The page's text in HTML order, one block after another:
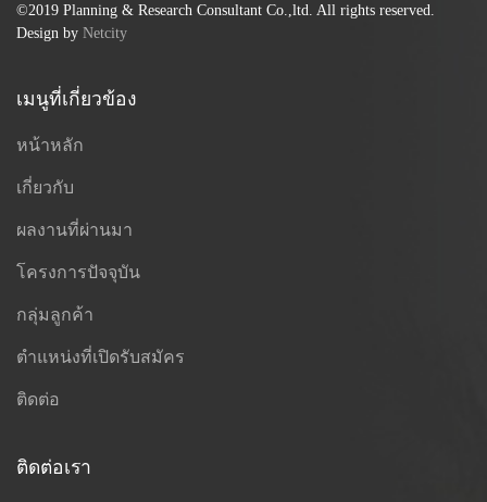
©2019 Planning & Research Consultant Co.,ltd. All rights reserved.
Design by Netcity
เมนูที่เกี่ยวข้อง
หน้าหลัก
เกี่ยวกับ
ผลงานที่ผ่านมา
โครงการปัจจุบัน
กลุ่มลูกค้า
ตำแหน่งที่เปิดรับสมัคร
ติดต่อ
ติดต่อเรา